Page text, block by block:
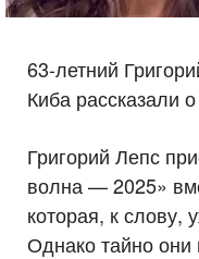
63-летний
Киба рассказали
Григорий Лепс
волна — 2025»
которая, к слову,
Однако тайно они